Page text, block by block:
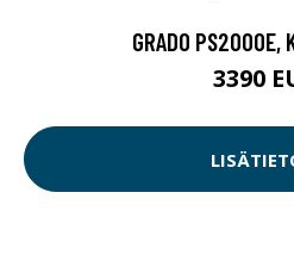
GRADO PS2000E,
3390